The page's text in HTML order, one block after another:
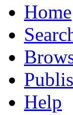
Home
Help